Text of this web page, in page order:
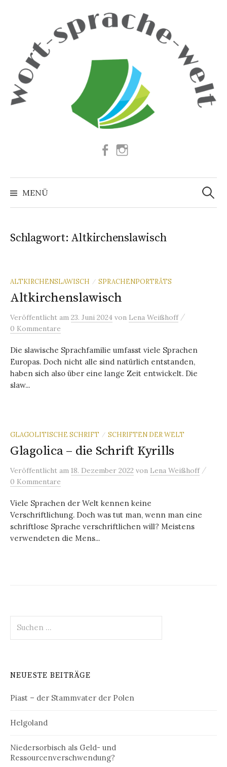
Facebook
MENÜ
Suchen
nach:
Schlagwort: Altkirchenslawisch
ALTKIRCHENSLAWISCH / SPRACHENPORTRÄTS
Altkirchenslawisch
Veröffentlicht am 23. Juni 2024 von Lena Weißhoff /
0 Kommentare
Die slawische Sprachfamilie umfasst viele Sprachen
Europas. Doch nicht alle sind natürlich entstanden,
haben sich also über eine lange Zeit entwickelt. Die
slaw...
GLAGOLITISCHE SCHRIFT / SCHRIFTEN DER WELT
Glagolica – die Schrift Kyrills
Veröffentlicht am 18. Dezember 2022 von Lena Weißhoff /
0 Kommentare
Viele Sprachen der Welt kennen keine
Verschriftlichung. Doch was tut man, wenn man eine
schriftlose Sprache verschriftlichen will? Meistens
verwendeten die Mens...
nach:
NEUESTE BEITRÄGE
Piast – der Stammvater der Polen
Helgoland
Niedersorbisch als Geld- und
Ressourcenverschwendung?